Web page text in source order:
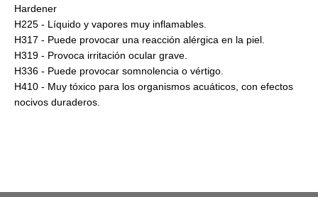
Hardener
H225 - Líquido y vapores muy inflamables.
H317 - Puede provocar una reacción alérgica en la piel.
H319 - Provoca irritación ocular grave.
H336 - Puede provocar somnolencia o vértigo.
H410 - Muy tóxico para los organismos acuáticos, con efectos
nocivos duraderos.